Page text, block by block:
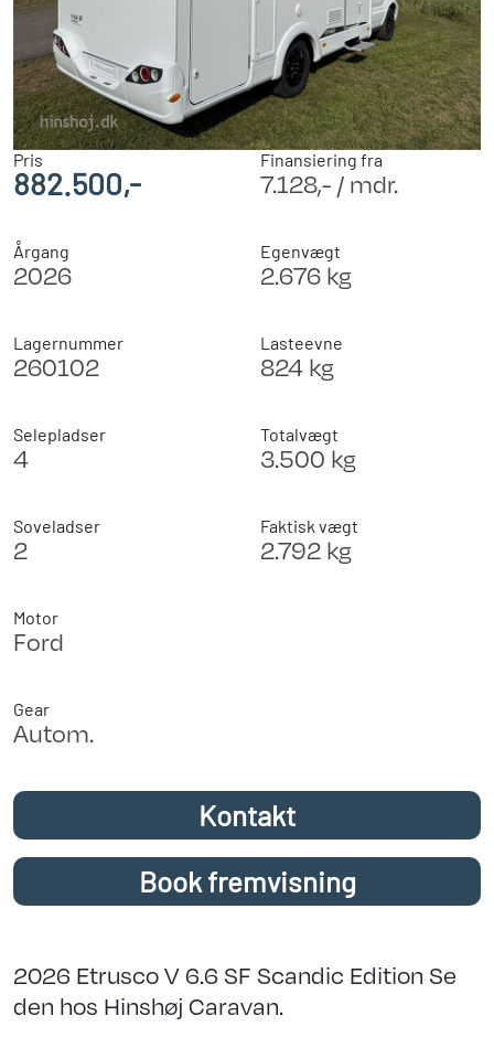
Pris
882.500,-
Finansiering fra
7.128,- / mdr.
Årgang
2026
Lagernummer
260102
Selepladser
4
Soveladser
2
Egenvægt
2.676 kg
Lasteevne
824 kg
Totalvægt
3.500 kg
Faktisk vægt
2.792 kg
Motor
Ford
Gear
Autom.
Kontakt
Book fremvisning
2026 Etrusco V 6.6 SF Scandic Edition Se
den hos Hinshøj Caravan.